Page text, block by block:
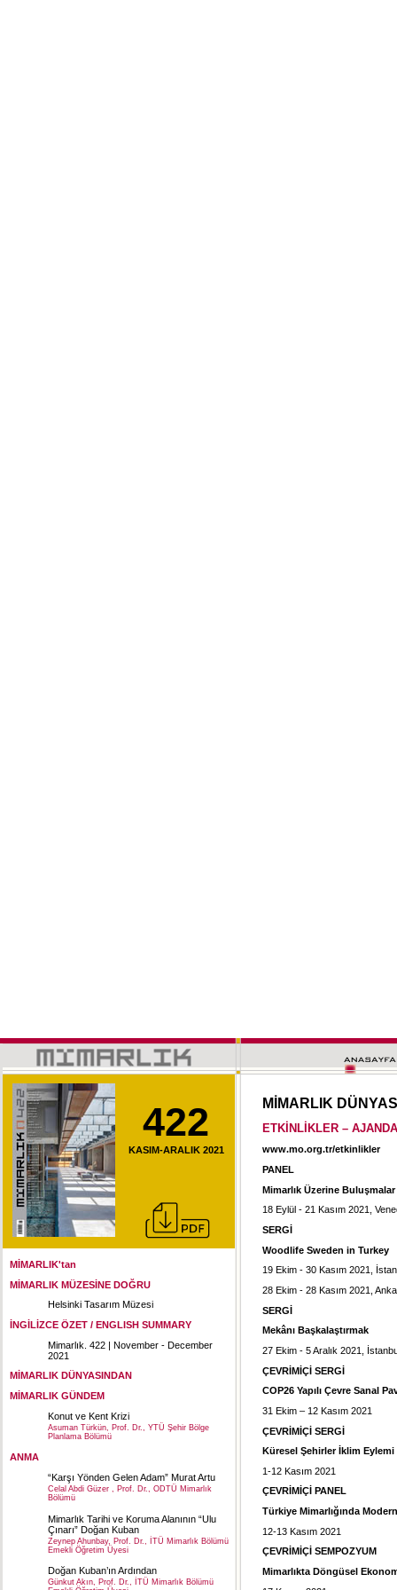
422
KASIM-ARALIK 2021
MİMARLIK'tan
MİMARLIK MÜZESİNE DOĞRU
Helsinki Tasarım Müzesi
İNGİLİZCE ÖZET / ENGLISH SUMMARY
Mimarlık. 422 | November - December
2021
MİMARLIK DÜNYASINDAN
MİMARLIK GÜNDEM
Konut ve Kent Krizi
Asuman Türkün, Prof. Dr., YTÜ Şehir Bölge
Planlama Bölümü
ANMA
“Karşı Yönden Gelen Adam” Murat Artu
Celal Abdi Güzer , Prof. Dr., ODTÜ Mimarlık
Bölümü
Mimarlık Tarihi ve Koruma Alanının “Ulu
Çınarı” Doğan Kuban
Zeynep Ahunbay, Prof. Dr., İTÜ Mimarlık Bölümü
Emekli Öğretim Üyesi
Doğan Kuban’ın Ardından
Günkut Akın, Prof. Dr., İTÜ Mimarlık Bölümü
MİMARLIK
ETKİNLİKLER – AJANDA
www.mo.org.tr/etkinlikler
PANEL
Mimarlık Üzerine
18 Eylül - 21 Kasım 2021,
SERGİ
Woodlife Sweden in Turkey
19 Ekim - 30 Kasım 2021,
28 Ekim - 28 Kasım 2021,
SERGİ
Mekânı Başkalaştırmak
27 Ekim - 5 Aralık 2021,
ÇEVRİMİÇİ SERGİ
COP26 Yapılı Çevre Sanal
31 Ekim – 12 Kasım 2021
ÇEVRİMİÇİ SERGİ
Küresel Şehirler İklim Eylemi
1-12 Kasım 2021
ÇEVRİMİÇİ PANEL
Türkiye Mimarlığında
12-13 Kasım 2021
ÇEVRİMİÇİ SEMPOZYUM
Mimarlıkta Döngüsel